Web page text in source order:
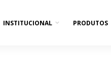
INSTITUCIONAL PRODUTOS